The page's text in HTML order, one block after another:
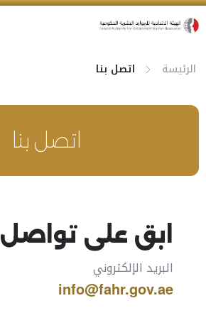
الرئيسة اتصل بنا
اتصل بنا
ابق على تواصل
البريد الإلكتروني
info@fahr.gov.ae